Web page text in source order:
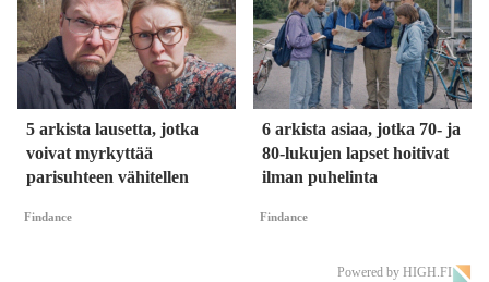
5 arkista lausetta, jotka
voivat myrkyttää
parisuhteen vähitellen
Findance
6 arkista asiaa, jotka 70- ja
80-lukujen lapset hoitivat
ilman puhelinta
Findance
Powered by HIGH.FI